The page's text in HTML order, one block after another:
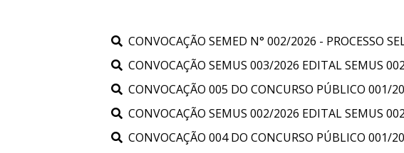
CONVOCAÇÃO SEMED N° 002/2026 - PROCESSO
CONVOCAÇÃO SEMUS 003/2026 EDITAL SEMUS
CONVOCAÇÃO 005 DO CONCURSO PÚBLICO 001/
CONVOCAÇÃO SEMUS 002/2026 EDITAL SEMUS
CONVOCAÇÃO 004 DO CONCURSO PÚBLICO 001/